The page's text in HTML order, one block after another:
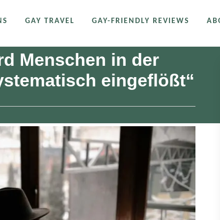
GAY TRAVEL GAY-FRIENDLY REVIEWS
Menschen in der
eingeflößt“